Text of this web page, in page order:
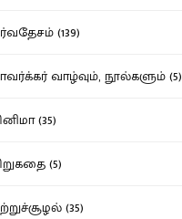
(139)
வாழ்வும், நூல்களும் (5)
(35)
(5)
(35)